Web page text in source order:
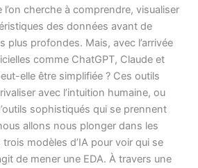
l’on cherche à comprendre, visualiser
des données avant de
plus profondes. Mais, avec l’arrivée
comme ChatGPT, Claude et
elle être simplifiée ? Ces outils
avec l’intuition humaine, ou
sophistiqués qui se prennent
allons nous plonger dans les
modèles d’IA pour voir qui se
de mener une EDA. À travers une